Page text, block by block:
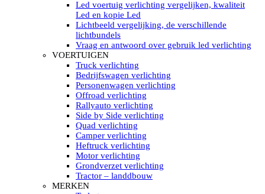
Elektrisch Led zoeklicht diverse
Led zoeklamp accessoires ALLremote
Led zoeklicht 230V
Subcategorieën Led zoeklichten
HELLA MARINE LED
Sea Hawk – Light Bars
Sea Hawk – Light Bars – Edge Light
Sea Hawk – Work Lights
RokLUME Led werklampen
HypaLUME Led werklampen
Subcategorieën Hella Marine Led
LED STRIPS
Led strip flexibel Click & Go
Led strip RGB op rol
Led strip IP68 waterdicht
Led strip kleur wit
Led strips Vantage
Led strip met ingebouwde accu
Subcategorieën Led strips
Led voertuig verlichting vergelijken, kwaliteit
Led en kopie Led
Lichtbeeld vergelijking, de verschillende
lichtbundels
Vraag en antwoord over gebruik led verlichting
VOERTUIGEN
Truck verlichting
Bedrijfswagen verlichting
Personenwagen verlichting
Offroad verlichting
Rallyauto verlichting
Side by Side verlichting
Quad verlichting
Camper verlichting
Heftruck verlichting
Motor verlichting
Grondverzet verlichting
Tractor – landdbouw
MERKEN